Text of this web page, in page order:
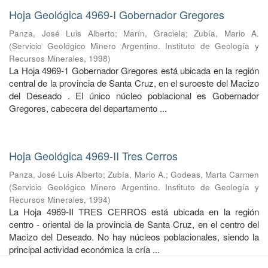
Hoja Geológica 4969-I Gobernador Gregores
Panza, José Luis Alberto; Marín, Graciela; Zubía, Mario A.
(Servicio Geológico Minero Argentino. Instituto de Geología y
Recursos Minerales, 1998)
La Hoja 4969-1 Gobernador Gregores está ubicada en la región
central de la provincia de Santa Cruz, en el suroeste del Macizo
del Deseado . El único núcleo poblacional es Gobernador
Gregores, cabecera del departamento ...
Hoja Geológica 4969-II Tres Cerros
Panza, José Luis Alberto;Zubía, Mario A.; Godeas, Marta Carmen
(Servicio Geológico Minero Argentino. Instituto de Geología y
Recursos Minerales, 1994)
La Hoja 4969-II TRES CERROS está ubicada en la región
centro - oriental de la provincia de Santa Cruz, en el centro del
Macizo del Deseado. No hay núcleos poblacionales, siendo la
principal actividad económica la cría ...